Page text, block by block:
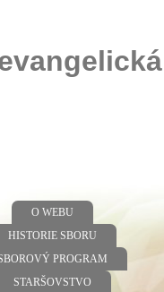
O WEBU
HISTORIE SBORU
PROGRAM
STARŠOVSTVO